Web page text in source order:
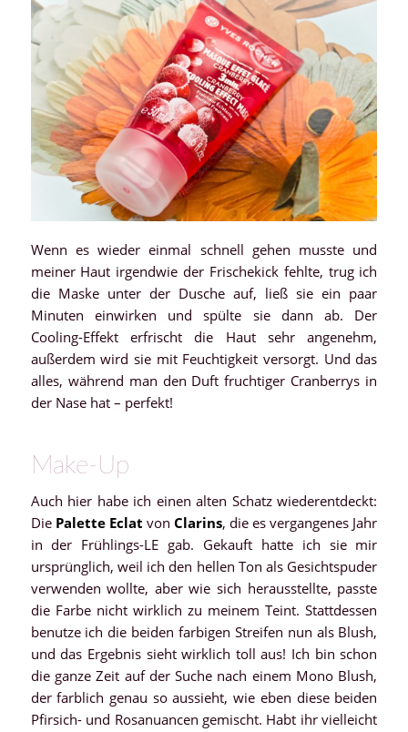
Wenn es wieder einmal schnell gehen musste und
meiner Haut irgendwie der Frischekick fehlte, trug ich
die Maske unter der Dusche auf, ließ sie ein paar
Minuten einwirken und spülte sie dann ab. Der
Cooling-Effekt erfrischt die Haut sehr angenehm,
außerdem wird sie mit Feuchtigkeit versorgt. Und das
alles, während man den Duft fruchtiger Cranberrys in
der Nase hat – perfekt!
Make-Up
Auch hier habe ich einen alten Schatz wiederentdeckt:
Die Palette Eclat vonClarins, die es vergangenes Jahr
in der Frühlings-LE gab. Gekauft hatte ich sie mir
ursprünglich, weil ich den hellen Ton als Gesichtspuder
verwenden wollte, aber wie sich herausstellte, passte
die Farbe nicht wirklich zu meinem Teint. Stattdessen
benutze ich die beiden farbigen Streifen nun als Blush,
und das Ergebnis sieht wirklich toll aus! Ich bin schon
die ganze Zeit auf der Suche nach einem Mono Blush,
der farblich genau so aussieht, wie eben diese beiden
Pfirsich- und Rosanuancen gemischt. Habt ihr vielleicht